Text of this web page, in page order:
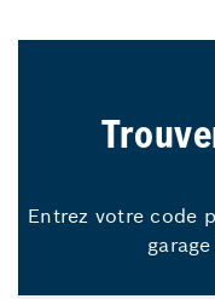
Entrez votre code